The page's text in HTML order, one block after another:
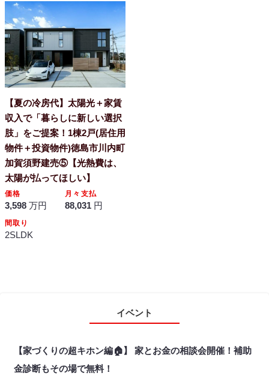
イベント
【家づくりの超キホン編🏠】 家とお金の相談会開催！補助
金診断もその場で無料！
【夏の冷房代】太陽光＋家賃
収入で「暮らしに新しい選択
肢」をご提案！1棟2戸(居住用
物件＋投資物件)徳島市川内町
加賀須野建売⑤【光熱費は、
太陽が払ってほしい】
価格
3,598 万円
月々支払
88,031 円
間取り
2SLDK